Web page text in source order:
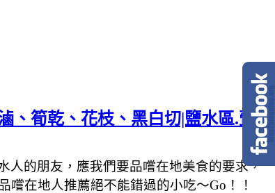
、筍乾、花枝、黑白切|鹽水區.壹
人的朋友，應我們要品嚐在地美食的要求，
在地人推薦絕不能錯過的小吃～Go！！